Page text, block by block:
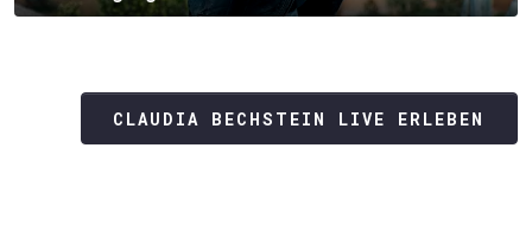
CLAUDIA BECHSTEIN LIVE ERLEBEN